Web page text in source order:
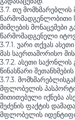
3.7. თუ მომხმარებლის
წარმომადგენლობითი
მიმღების მონაცემები
წარმომადგენელი
3.7.1. უარი თქვას
მას საერთაშორისო
3.7.2. ასეთი
წინასწარი
3.7.3.
მფლობელის
მითითებული იქნება
შეძენის ფაქტის
მფლობელის